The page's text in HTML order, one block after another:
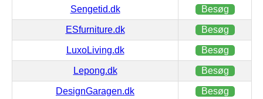
Sengetid.dk Besøg
ESfurniture.dk Besøg
LuxoLiving.dk Besøg
Lepong.dk Besøg
DesignGaragen.dk Besøg